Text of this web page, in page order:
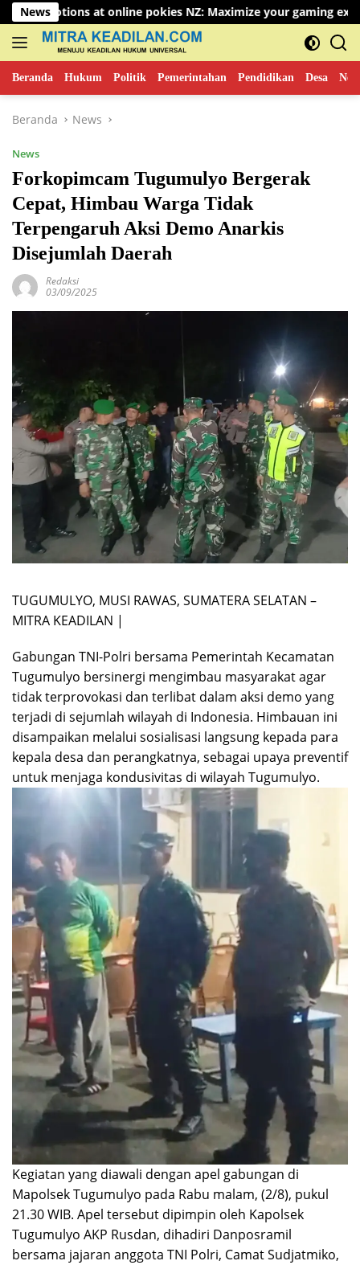
Langsung
ke
konten
News
online pokies NZ: Maximize your gaming experience
Beranda Hukum Politik Pemerintahan Pendidikan Desa
Beranda News
News
Forkopimcam Tugumulyo Bergerak
Cepat, Himbau Warga Tidak
Terpengaruh Aksi Demo Anarkis
Disejumlah Daerah
Redaksi
03/09/2025
TUGUMULYO, MUSI RAWAS, SUMATERA SELATAN –
MITRA KEADILAN |
Gabungan TNI-Polri bersama Pemerintah Kecamatan
Tugumulyo bersinergi mengimbau masyarakat agar
tidak terprovokasi dan terlibat dalam aksi demo yang
terjadi di sejumlah wilayah di Indonesia. Himbauan ini
disampaikan melalui sosialisasi langsung kepada para
kepala desa dan perangkatnya, sebagai upaya preventif
untuk menjaga kondusivitas di wilayah Tugumulyo.
​Kegiatan yang diawali dengan apel gabungan di
Mapolsek Tugumulyo pada Rabu malam, (2/8), pukul
21.30 WIB. Apel tersebut dipimpin oleh Kapolsek
Tugumulyo AKP Rusdan, dihadiri Danposramil
bersama jajaran anggota TNI Polri, Camat Sudjatmiko,